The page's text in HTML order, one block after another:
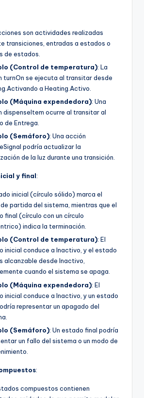
son actividades realizadas
transiciones, entradas a estados o
de estados.
(Control de temperatura): La
turnOn se ejecuta al transitar desde
a Heating.Activo.
(Máquina expendedora): Una
dispenseItem ocurre al transitar al
de Entrega.
(Semáforo): Una acción
podría actualizar la
de la luz durante una transición.
y final:
inicial (círculo sólido) marca el
partida del sistema, mientras que el
final (círculo con un círculo
indica la terminación.
(Control de temperatura): El
inicial conduce a Inactivo, y el estado
alcanzable desde Inactivo,
cuando el sistema se apaga.
(Máquina expendedora): El
inicial conduce a Inactivo, y un estado
representar un apagado del
(Semáforo): Un estado final podría
un fallo del sistema o un modo de
:
compuestos contienen